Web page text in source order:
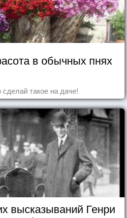
в обычных пнях
такое на даче!
высказываний Генри